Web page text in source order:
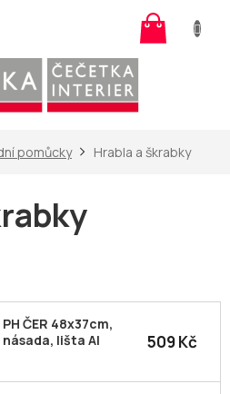
košík
pomůcky Hrabla a škrabky
ČER 48x37cm,
lišta Al
509 Kč